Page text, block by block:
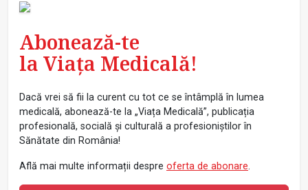
Abonează-te
la Viața Medicală!
Dacă vrei să fii la curent cu tot ce se întâmplă în lumea
medicală, abonează-te la „Viața Medicală”, publicația
profesională, socială și culturală a profesioniștilor în
Sănătate din România!
Află mai multe informații despre oferta de abonare.